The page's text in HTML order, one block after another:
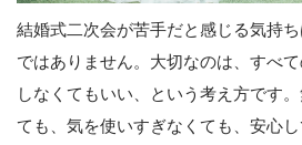
結婚式二次会が苦手だと感じる気持
ではありません。大切なのは、すべ
しなくてもいい、という考え方です
ても、気を使いすぎなくても、安心